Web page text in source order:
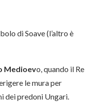
di Soave (l’altro è
Medioevo, quando il Re
le mura per
dei predoni Ungari.